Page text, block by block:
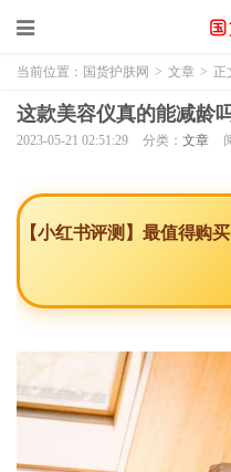
当前位置： 国货护肤网 > 文章 > 正
这款美容仪真的能减龄
2023-05-21 02:51:29 分类： 文章
【小红书评测】最值得购